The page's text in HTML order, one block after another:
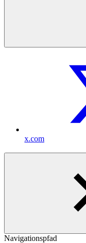
x.com
Navigationspfad